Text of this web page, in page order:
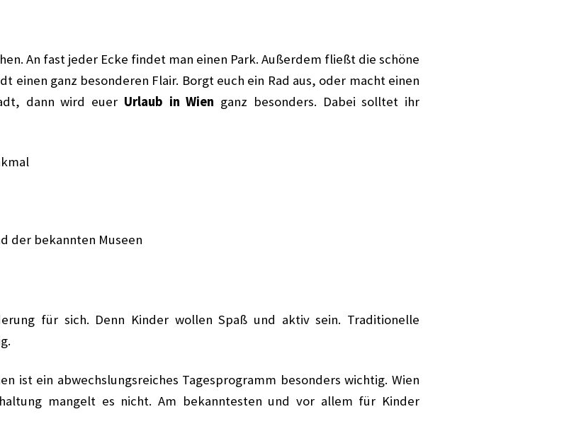
An fast jeder Ecke findet man einen Park. Außerdem fließt die schöne
einen ganz besonderen Flair. Borgt euch ein Rad aus, oder macht einen
dann wird euer Urlaub in Wien ganz besonders. Dabei solltet ihr
der bekannten Museen
für sich. Denn Kinder wollen Spaß und aktiv sein. Traditionelle
ist ein abwechslungsreiches Tagesprogramm besonders wichtig. Wien
mangelt es nicht. Am bekanntesten und vor allem für Kinder